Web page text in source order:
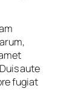
aute
fugiat